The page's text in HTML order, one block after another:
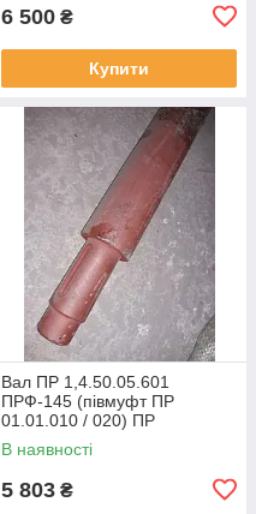
6 500 ₴
Купити
Вал ПР 1,4.50.05.601
ПРФ-145 (півмуфт ПР
01.01.010 / 020) ПР
1,4.50.05.601
В наявності
5 803 ₴